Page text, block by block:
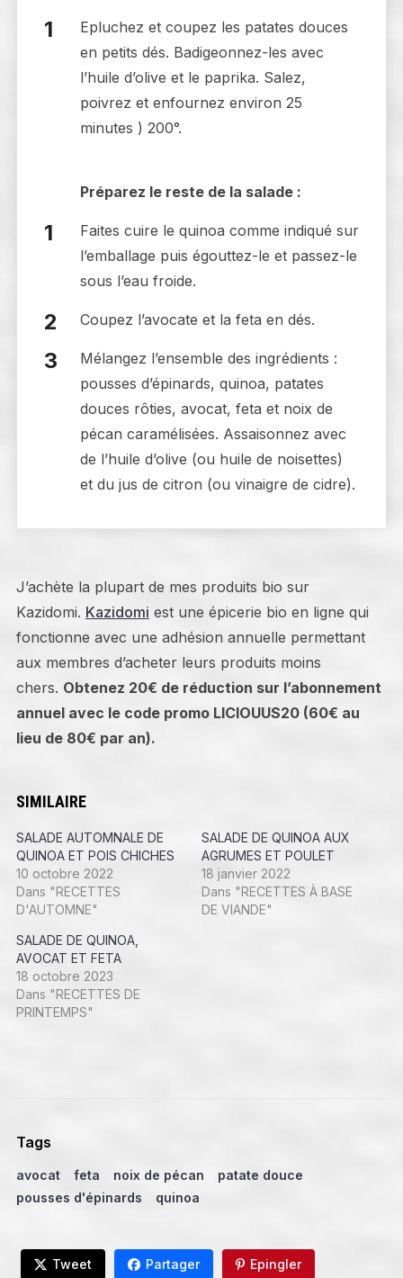
Epluchez et coupez les patates douces
en petits dés. Badigeonnez-les avec
l’huile d’olive et le paprika. Salez,
poivrez et enfournez environ 25
minutes ) 200°.
Préparez le reste de la salade :
Faites cuire le quinoa comme indiqué sur
l’emballage puis égouttez-le et passez-le
sous l’eau froide.
Coupez l’avocate et la feta en dés.
Mélangez l’ensemble des ingrédients :
pousses d’épinards, quinoa, patates
douces rôties, avocat, feta et noix de
pécan caramélisées. Assaisonnez avec
de l’huile d’olive (ou huile de noisettes)
et du jus de citron (ou vinaigre de cidre).
J’achète la plupart de mes produits bio sur
Kazidomi. Kazidomi est une épicerie bio en ligne qui
fonctionne avec une adhésion annuelle permettant
aux membres d’acheter leurs produits moins
chers. Obtenez 20€ de réduction sur l’abonnement
annuel avec le code promo LICIOUUS20 (60€ au
lieu de 80€ par an).
SIMILAIRE
SALADE AUTOMNALE DE
QUINOA ET POIS CHICHES
10 octobre 2022
Dans "RECETTES
D'AUTOMNE"
SALADE DE QUINOA AUX
AGRUMES ET POULET
18 janvier 2022
Dans "RECETTES À BASE
DE VIANDE"
SALADE DE QUINOA,
AVOCAT ET FETA
18 octobre 2023
Dans "RECETTES DE
PRINTEMPS"
Tags
avocat feta noix de pécan
patate douce
pousses d'épinards
quinoa
Tweet Partager Epingler